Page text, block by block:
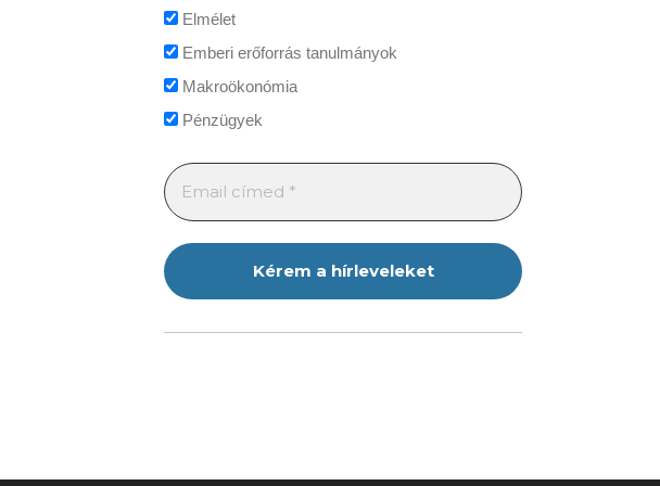
Elmélet
Emberi erőforrás tanulmányok
Makroökonómia
Pénzügyek